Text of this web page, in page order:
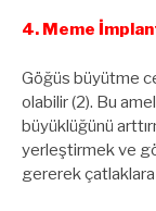
4. Meme
Göğüs büyütme
olabilir (2). Bu
büyüklüğünü
yerleştirmek ve
gererek